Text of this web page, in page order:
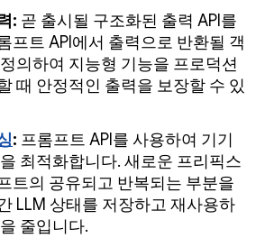
: 곧 출시될 구조화된 출력 API를
프트 API에서 출력으로 반환될 객
의하여 지능형 기능을 프로덕션
때 안정적인 출력을 보장할 수 있
: 프롬프트 API를 사용하여 기기
최적화합니다. 새로운 프리픽스
트의 공유되고 반복되는 부분을
LLM 상태를 저장하고 재사용하
줄입니다.